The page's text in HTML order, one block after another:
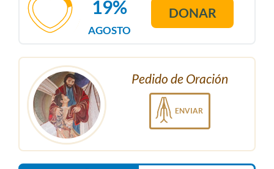
AGOSTO
19% DONAR
Pedido de Oración
ENVIAR